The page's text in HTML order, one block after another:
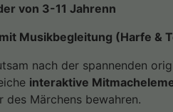
von 3-11 Jahrenn
Musikbegleitung (Harfe &
nach der spannenden
interaktive
Märchens bewahren.